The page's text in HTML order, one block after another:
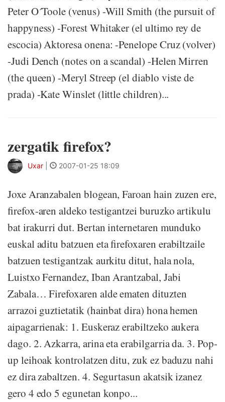
Peter O´Toole (venus) -Will Smith (the pursuit of
happyness) -Forest Whitaker (el ultimo rey de
escocia) Aktoresa onena: -Penelope Cruz (volver)
-Judi Dench (notes on a scandal) -Helen Mirren
(the queen) -Meryl Streep (el diablo viste de
prada) -Kate Winslet (little children)...
zergatik firefox?
Uxar 2007-01-25 18:09
Joxe Aranzabalen blogean, Faroan hain zuzen ere,
firefox-aren aldeko testigantzei buruzko artikulu
bat irakurri dut. Bertan internetaren munduko
euskal aditu batzuen eta firefoxaren erabiltzaile
batzuen testigantzak aurkitu ditut, hala nola,
Luistxo Fernandez, Iban Arantzabal, Jabi
Zabala… Firefoxaren alde ematen dituzten
arrazoi guztietatik (hainbat dira) hona hemen
aipagarrienak: 1. Euskeraz erabiltzeko aukera
dago. 2. Azkarra, arina eta erabilgarria da. 3. Pop-
up leihoak kontrolatzen ditu, zuk ez baduzu nahi
ez dira zabaltzen. 4. Segurtasun akatsik izanez
gero 4 edo 5 egunetan konpo...